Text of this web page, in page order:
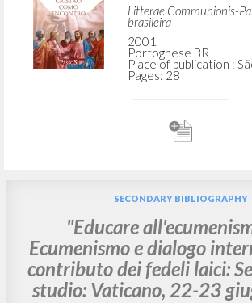
Litterae Communionis-
brasileira
2001
Portoghese BR
Place of publication :
Pages: 28
SECONDARY BIBLIOGRAPHY
"Educare
Ecumenismo e dialogo
contributo dei fedeli laici:
studio: Vaticano, 22-23